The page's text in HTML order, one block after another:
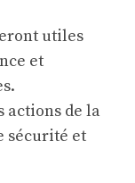
utiles
et
actions de la
sécurité et